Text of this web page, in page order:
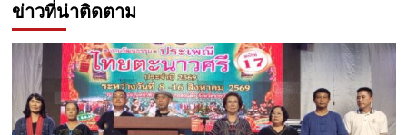
ข่าวที่น่าติดตาม